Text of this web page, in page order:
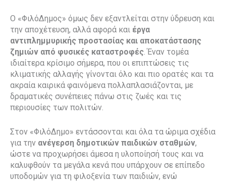
Ο «ΦιλόΔημος» όμως δεν εξαντλείται στην ύδρευση και
την αποχέτευση, αλλά αφορά και έργα
αντιπλημμυρικής προστασίας και αποκατάστασης
ζημιών από φυσικές καταστροφές. Έναν τομέα
ιδιαίτερα κρίσιμο σήμερα, που οι επιπτώσεις τις
κλιματικής αλλαγής γίνονται όλο και πιο ορατές και τα
ακραία καιρικά φαινόμενα πολλαπλασιάζονται, με
δραματικές συνέπειες πάνω στις ζωές και τις
περιουσίες των πολιτών.
Στον «ΦιλόΔημο» εντάσσονται και όλα τα ώριμα σχέδια
για την ανέγερση δημοτικών παιδικών σταθμών,
ώστε να προχωρήσει άμεσα η υλοποίησή τους και να
καλυφθούν τα μεγάλα κενά που υπάρχουν σε επίπεδο
υποδομών για τη φιλοξενία των παιδιών, ενώ